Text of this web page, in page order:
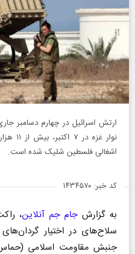
ارتش اسرائیل در چهارم دسامبر
نوار
اشغالی فلسطین شلیک شده است.
کد خبر: ۱۴۳۴۵۷۰
به گزارشجام جم آنلاین،
سلاح‌های در اختیار
جنبش مقاومت اسلامی